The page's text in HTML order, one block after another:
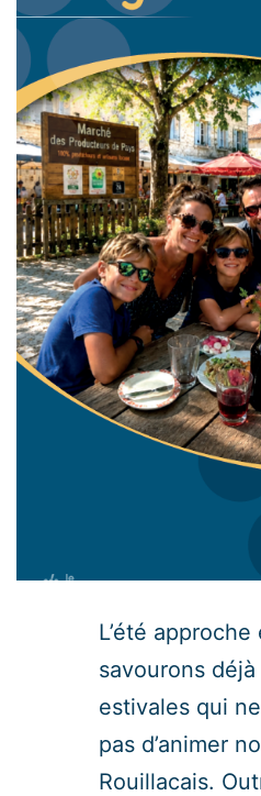
L’été
savourons
estivales qui
pas d’animer
Rouillacais.